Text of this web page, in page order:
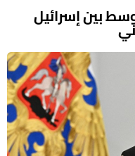
بين إسرائيل